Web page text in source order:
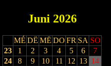
Juni 2026
MÉ DË MË DO FR SA SO
23
1 2 3 4 5 6
7
24
8 9 10 11 12 13 14